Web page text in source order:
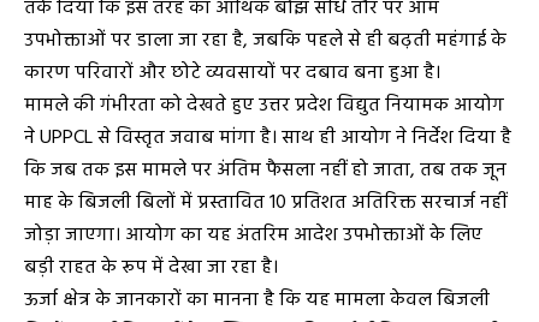
तर्क दिया कि इस तरह का आर्थिक बोझ सीधे तौर पर आम
उपभोक्ताओं पर डाला जा रहा है, जबकि पहले से ही बढ़ती महंगाई के
कारण परिवारों और छोटे व्यवसायों पर दबाव बना हुआ है।
मामले की गंभीरता को देखते हुए उत्तर प्रदेश विद्युत नियामक आयोग
ने UPPCL से विस्तृत जवाब मांगा है। साथ ही आयोग ने निर्देश दिया है
कि जब तक इस मामले पर अंतिम फैसला नहीं हो जाता, तब तक जून
माह के बिजली बिलों में प्रस्तावित 10 प्रतिशत अतिरिक्त सरचार्ज नहीं
जोड़ा जाएगा। आयोग का यह अंतरिम आदेश उपभोक्ताओं के लिए
बड़ी राहत के रूप में देखा जा रहा है।
ऊर्जा क्षेत्र के जानकारों का मानना है कि यह मामला केवल बिजली